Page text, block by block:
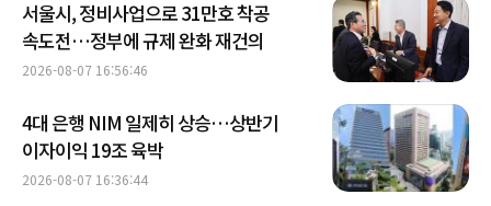
서울시, 정비사업으로 31만호 착공
속도전…정부에 규제 완화 재건의
2026-08-07 16:56:46
4대 은행 NIM 일제히 상승…상반기
이자이익 19조 육박
2026-08-07 16:36:44